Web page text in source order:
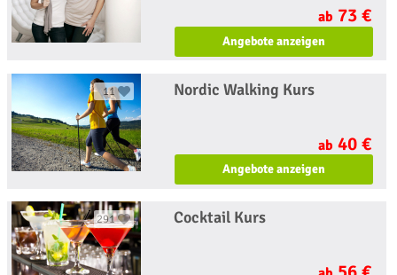
ab 73 €
Angebote anzeigen
11 Nordic Walking Kurs
ab 40 €
Angebote anzeigen
291 Cocktail Kurs